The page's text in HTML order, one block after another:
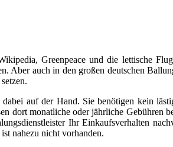
Greenpeace und die lettische
Aber auch in den großen deutschen
auf der Hand. Sie benötigen kein
dort monatliche oder jährliche Gebühren
Ihr Einkaufsverhalten
nahezu nicht vorhanden.